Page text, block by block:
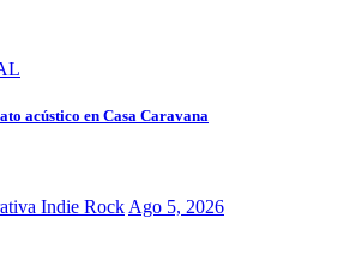
acústico en Casa Caravana
Indie Rock Ago 5, 2026